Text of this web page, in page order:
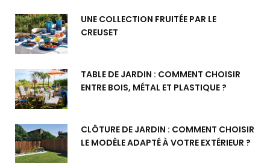
UNE COLLECTION FRUITÉE PAR LE
CREUSET
TABLE DE JARDIN : COMMENT CHOISIR
ENTRE BOIS, MÉTAL ET PLASTIQUE ?
CLÔTURE DE JARDIN : COMMENT CHOISIR
LE MODÈLE ADAPTÉ À VOTRE EXTÉRIEUR ?